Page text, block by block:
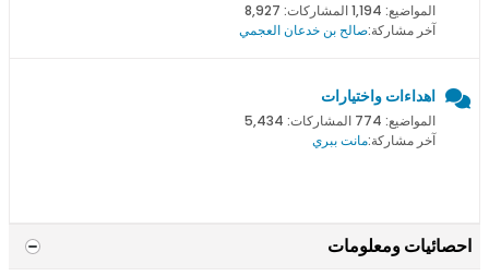
المواضيع: 1,194 المشاركات: 8,927
آخر مشاركة:صالح بن خدعان العجمي
اهداءات واختيارات
المواضيع: 774 المشاركات: 5,434
آخر مشاركة:مانت ببري
احصائيات ومعلومات